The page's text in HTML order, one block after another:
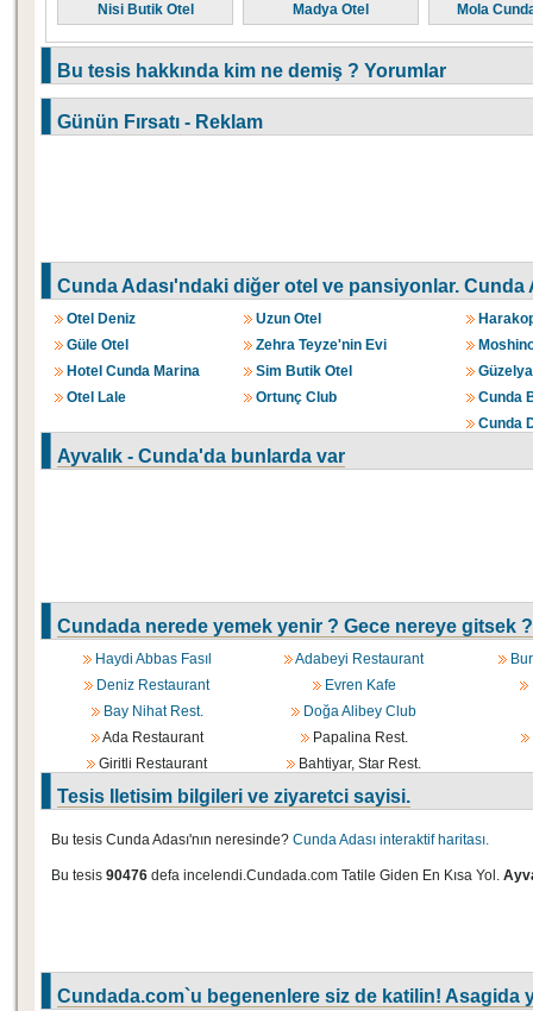
Nisi Butik Otel Madya Otel Mola
Bu tesis hakkında kim ne demiş ? Yorumlar
Günün Fırsatı - Reklam
Cunda Adası'ndaki diğer otel ve pansiyonlar. Cunda
Otel Deniz Uzun Otel
Güle Otel
Zehra Teyze'nin Evi
Hotel Cunda Marina
Sim Butik Otel
Otel Lale
Ortunç Club
Cunda
Cunda
Ayvalık - Cunda'da bunlarda var
Cundada nerede yemek yenir ? Gece nereye gitsek
Haydi Abbas Fasıl Adabeyi Restaurant
Deniz Restaurant
Evren Kafe
Bay Nihat Rest.
Doğa Alibey Club
Ada Restaurant
Papalina Rest.
Giritli Restaurant
Bahtiyar, Star Rest.
Tesis Iletisim bilgileri ve ziyaretci sayisi.
Bu tesis Cunda Adası'nın neresinde? Cunda Adası interaktif haritası.
Bu tesis 90476 defa incelendi.Cundada.com Tatile Giden En Kısa Yol.
Cundada.com`u begenenlere siz de katilin!